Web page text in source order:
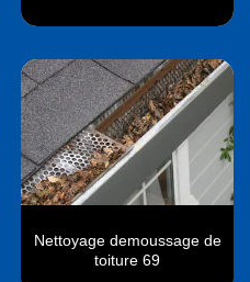
Nettoyage demoussage de
toiture 69